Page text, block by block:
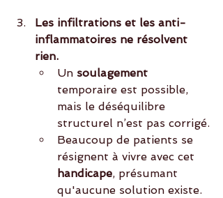
Les infiltrations et les anti-
inflammatoires ne résolvent
rien.
Un soulagement
temporaire est possible,
mais le déséquilibre
structurel n’est pas corrigé.
Beaucoup de patients se
résignent à vivre avec cet
handicape, présumant
qu'aucune solution existe.